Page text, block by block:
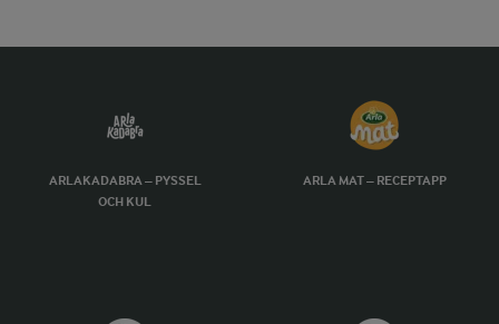
ARLAKADABRA – PYSSEL
OCH KUL
ARLA MAT – RECEPTAPP